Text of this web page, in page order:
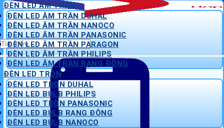
Tìm
kiếm:
ĐÈN LED ÂM TRẦN
ĐÈN LED ÂM TRẦN DUHAL
ĐÈN LED ÂM TRẦN NANOCO
ĐÈN LED ÂM TRẦN PANASONIC
ĐÈN LED ÂM TRẦN PARAGON
ĐÈN LED ÂM TRẦN PHILIPS
ĐÈN LED ÂM TRẦN RẠNG ĐÔNG
ĐÈN LED TRÒN
ĐÈN LED TRÒN DUHAL
ĐÈN LED BULB PHILIPS
ĐÈN LED TRÒN PANASONIC
ĐÈN LED BULB RẠNG ĐÔNG
ĐÈN LED BULB NANOCO